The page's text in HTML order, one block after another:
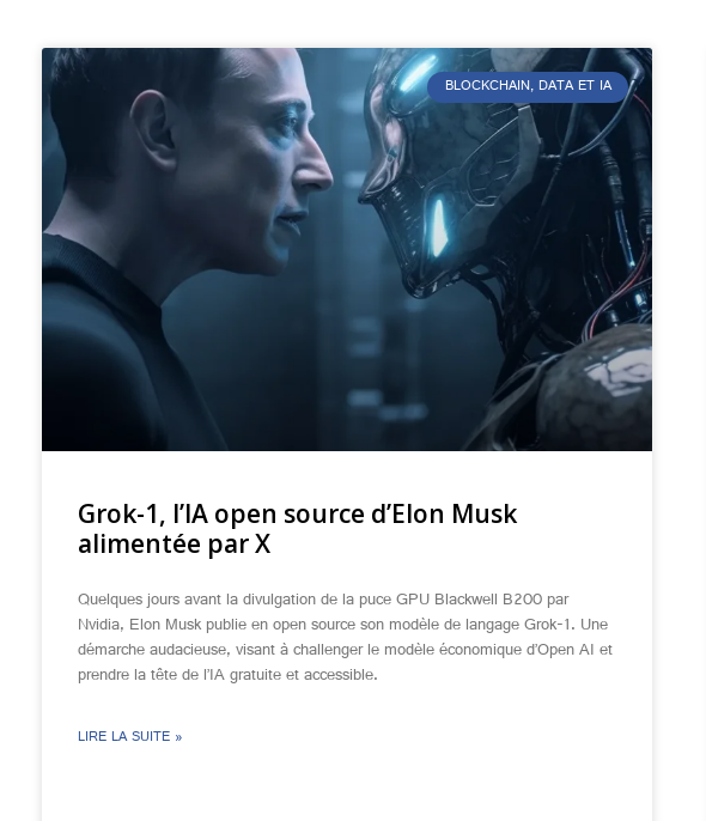
BLOCKCHAIN, DATA ET IA
Grok-1, l’IA open source d’Elon Musk
alimentée par X
Quelques jours avant la divulgation de la puce GPU Blackwell B200 par
Nvidia, Elon Musk publie en open source son modèle de langage Grok-1. Une
démarche audacieuse, visant à challenger le modèle économique d’Open AI et
prendre la tête de l’IA gratuite et accessible.
LIRE LA SUITE »